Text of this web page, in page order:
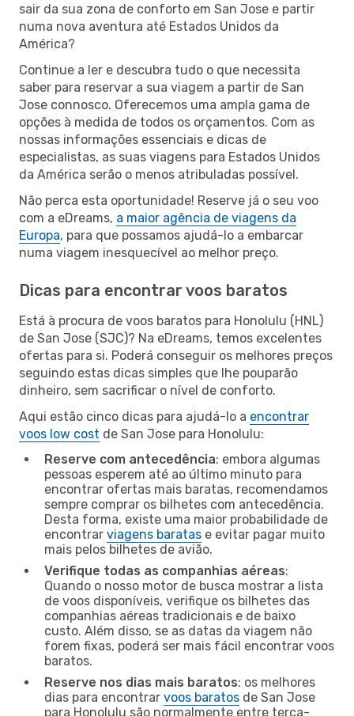
sair da sua zona de conforto em San Jose e partir
numa nova aventura até Estados Unidos da
América?
Continue a ler e descubra tudo o que necessita
saber para reservar a sua viagem a partir de San
Jose connosco. Oferecemos uma ampla gama de
opções à medida de todos os orçamentos. Com as
nossas informações essenciais e dicas de
especialistas, as suas viagens para Estados Unidos
da América serão o menos atribuladas possível.
Não perca esta oportunidade! Reserve já o seu voo
com a eDreams, a maior agência de viagens da
Europa, para que possamos ajudá-lo a embarcar
numa viagem inesquecível ao melhor preço.
Dicas para encontrar voos baratos
Está à procura de voos baratos para Honolulu (HNL)
de San Jose (SJC)? Na eDreams, temos excelentes
ofertas para si. Poderá conseguir os melhores preços
seguindo estas dicas simples que lhe pouparão
dinheiro, sem sacrificar o nível de conforto.
Aqui estão cinco dicas para ajudá-lo a encontrar
voos low cost de San Jose para Honolulu:
Reserve com antecedência: embora algumas
pessoas esperem até ao último minuto para
encontrar ofertas mais baratas, recomendamos
sempre comprar os bilhetes com antecedência.
Desta forma, existe uma maior probabilidade de
encontrar viagens baratas e evitar pagar muito
mais pelos bilhetes de avião.
Verifique todas as companhias aéreas:
Quando o nosso motor de busca mostrar a lista
de voos disponíveis, verifique os bilhetes das
companhias aéreas tradicionais e de baixo
custo. Além disso, se as datas da viagem não
forem fixas, poderá ser mais fácil encontrar voos
baratos.
Reserve nos dias mais baratos: os melhores
dias para encontrar voos baratos de San Jose
para Honolulu são normalmente entre terça-